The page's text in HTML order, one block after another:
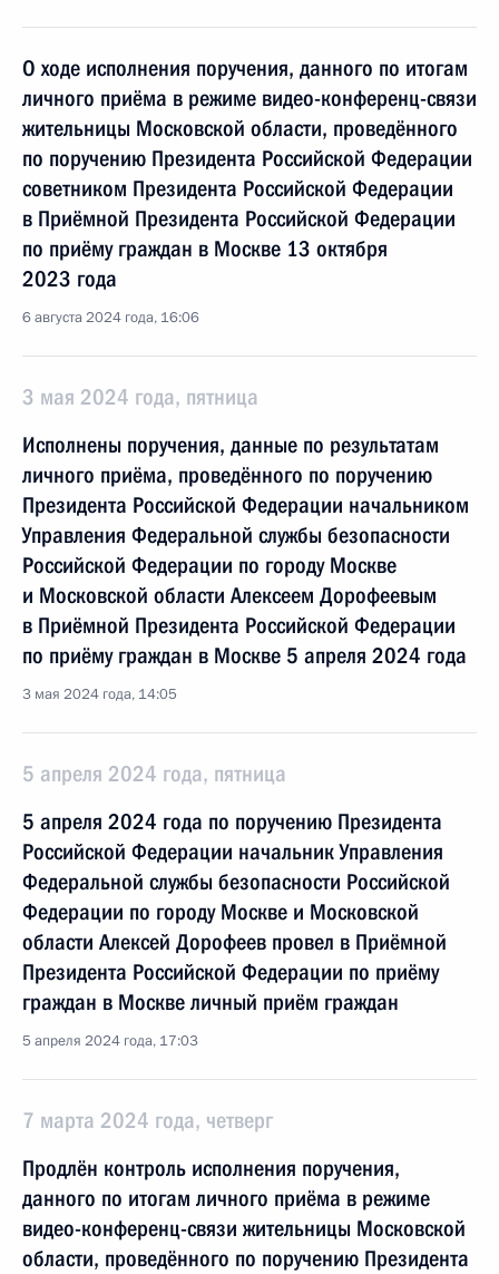
О ходе исполнения поручения, данного по итогам
личного приёма в режиме видео-конференц-связи
жительницы Московской области, проведённого
по поручению Президента Российской Федерации
советником Президента Российской Федерации
в Приёмной Президента Российской Федерации
по приёму граждан в Москве 13 октября
2023 года
6 августа 2024 года, 16:06
3 мая 2024 года, пятница
Исполнены поручения, данные по результатам
личного приёма, проведённого по поручению
Президента Российской Федерации начальником
Управления Федеральной службы безопасности
Российской Федерации по городу Москве
и Московской области Алексеем Дорофеевым
в Приёмной Президента Российской Федерации
по приёму граждан в Москве 5 апреля 2024 года
3 мая 2024 года, 14:05
5 апреля 2024 года, пятница
5 апреля 2024 года по поручению Президента
Российской Федерации начальник Управления
Федеральной службы безопасности Российской
Федерации по городу Москве и Московской
области Алексей Дорофеев провел в Приёмной
Президента Российской Федерации по приёму
граждан в Москве личный приём граждан
5 апреля 2024 года, 17:03
7 марта 2024 года, четверг
Продлён контроль исполнения поручения,
данного по итогам личного приёма в режиме
видео-конференц-связи жительницы Московской
области, проведённого по поручению Президента